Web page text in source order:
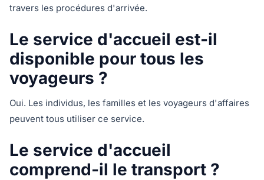
travers les procédures d'arrivée.
Le service d'accueil est-il
disponible pour tous les
voyageurs ?
Oui. Les individus, les familles et les voyageurs d'affaires
peuvent tous utiliser ce service.
Le service d'accueil
comprend-il le transport ?